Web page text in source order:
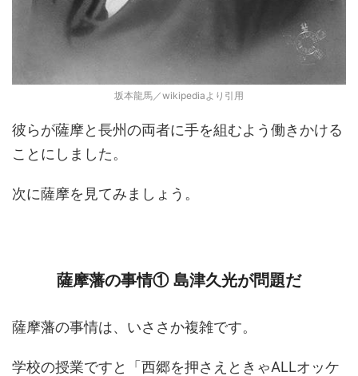
坂本龍馬／wikipediaより引用
彼らが薩摩と長州の両者に手を組むよう働きかける
ことにしました。
次に薩摩を見てみましょう。
薩摩藩の事情① 島津久光が問題だ
薩摩藩の事情は、いささか複雑です。
学校の授業ですと「西郷を押さえときゃALLオッケ